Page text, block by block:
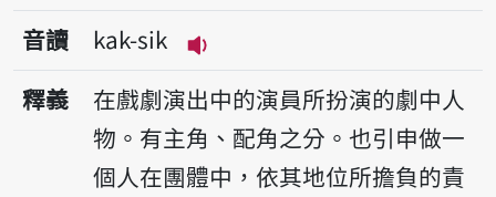
音讀
kak-sik
播放音讀kak-sik
釋義
在戲劇演出中的演員所扮演的劇中人
物。有主角、配角之分。也引申做一
個人在團體中，依其地位所擔負的責